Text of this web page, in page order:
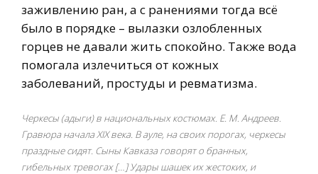
заживлению ран, а с ранениями тогда всё
было в порядке – вылазки озлобленных
горцев не давали жить спокойно. Также вода
помогала излечиться от кожных
заболеваний, простуды и ревматизма.
Черкесы (адыги) в национальных костюмах. Е. М. Андреев.
Гравюра начала XIX века. В ауле, на своих порогах, черкесы
праздные сидят. Сыны Кавказа говорят о бранных,
гибельных тревогах […] Удары шашек их жестоких, и